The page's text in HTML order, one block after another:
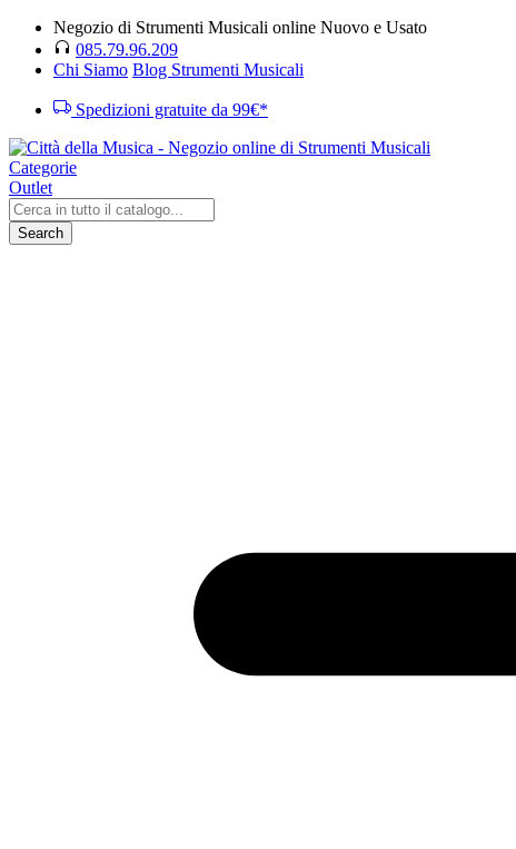
Negozio di Strumenti Musicali online Nuovo e Usato
085.79.96.209
Chi Siamo Blog Strumenti Musicali
Spedizioni gratuite da 99€*
Categorie
Outlet
Search